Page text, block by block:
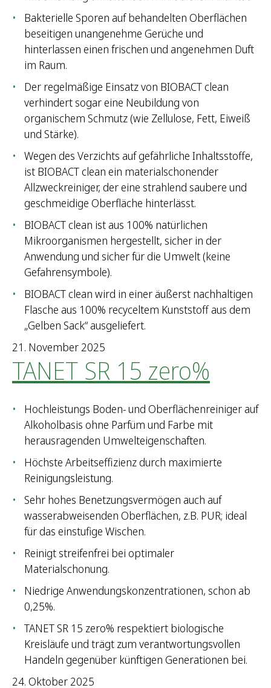
Bakterielle Sporen auf behandelten Oberflächen
beseitigen unangenehme Gerüche und
hinterlassen einen frischen und angenehmen Duft
im Raum.
Der regelmäßige Einsatz von BIOBACT clean
verhindert sogar eine Neubildung von
organischem Schmutz (wie Zellulose, Fett, Eiweiß
und Stärke).
Wegen des Verzichts auf gefährliche Inhaltsstoffe,
ist BIOBACT clean ein materialschonender
Allzweckreiniger, der eine strahlend saubere und
geschmeidige Oberfläche hinterlässt.
BIOBACT clean ist aus 100% natürlichen
Mikroorganismen hergestellt, sicher in der
Anwendung und sicher für die Umwelt (keine
Gefahrensymbole).
BIOBACT clean wird in einer äußerst nachhaltigen
Flasche aus 100% recyceltem Kunststoff aus dem
„Gelben Sack“ ausgeliefert.
21. November 2025
TANET SR 15 zero%
Hochleistungs Boden- und Oberflächenreiniger auf
Alkoholbasis ohne Parfüm und Farbe mit
herausragenden Umwelteigenschaften.
Höchste Arbeitseffizienz durch maximierte
Reinigungsleistung.
Sehr hohes Benetzungsvermögen auch auf
wasserabweisenden Oberflächen, z.B. PUR; ideal
für das einstufige Wischen.
Reinigt streifenfrei bei optimaler
Materialschonung.
Niedrige Anwendungskonzentrationen, schon ab
0,25%.
TANET SR 15 zero% respektiert biologische
Kreisläufe und trägt zum verantwortungsvollen
Handeln gegenüber künftigen Generationen bei.
24. Oktober 2025